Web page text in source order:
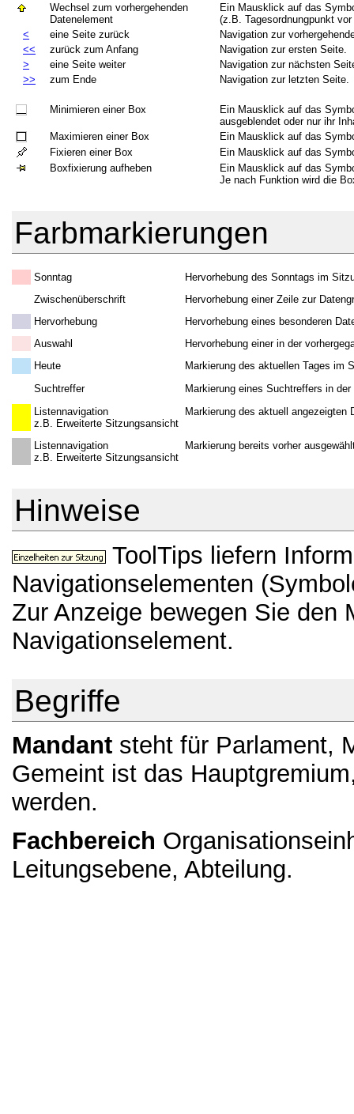
Wechsel zum vorhergehenden
Datenelement
Ein Mausklick auf das
(z.B. Tagesordnungpunkt
<
eine Seite zurück
Navigation zur
<<
zurück zum Anfang
Navigation zur ersten Seite.
>
eine Seite weiter
Navigation zur nächsten
>>
zum Ende Navigation zur letzten Seite.
Minimieren einer Box
Ein Mausklick auf das
ausgeblendet oder nur ihr
Maximieren einer Box
Ein Mausklick auf das
Fixieren einer Box
Ein Mausklick auf das
Boxfixierung aufheben
Ein Mausklick auf das
Je nach Funktion wird die
Farbmarkierungen
Sonntag
Hervorhebung des Sonntags im
Zwischenüberschrift
Hervorhebung einer Zeile zur
Hervorhebung
Hervorhebung eines besonderen
Auswahl
Hervorhebung einer in der
Heute
Markierung des aktuellen Tages im
Suchtreffer
Markierung eines Suchtreffers in
Listennavigation
z.B. Erweiterte Sitzungsansicht
Markierung des aktuell angezeigten
Listennavigation
z.B. Erweiterte Sitzungsansicht
Markierung bereits vorher
Hinweise
ToolTips liefern
Navigationselementen
Zur Anzeige bewegen Sie den
Navigationselement.
Begriffe
Mandant steht für Parlament,
Gemeint ist das
werden.
Fachbereich
Leitungsebene, Abteilung.